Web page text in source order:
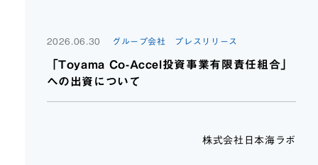
2026.06.30 グループ会社 プレスリリース
「Toyama Co-Accel投資事業有限責任組合」
への出資について
株式会社日本海ラボ